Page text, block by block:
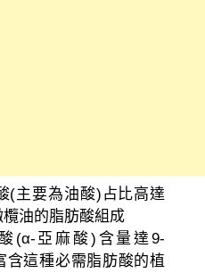
(主要為油酸)占比高達
油的脂肪酸組成
(α-亞麻酸)含量達9-
含這種必需脂肪酸的植